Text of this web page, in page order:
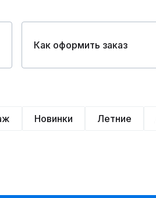
Как оформить заказ
Новинки Летние